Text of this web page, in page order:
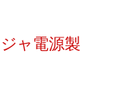
ャ電源製